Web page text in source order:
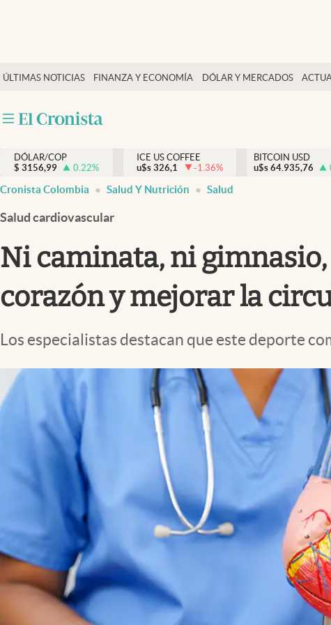
ÚLTIMAS NOTICIAS FINANZA Y ECONOMÍA DÓLAR Y MERCADOS
Salud y nutrición
Tiempo libre
Dólar y mercados
Curiosidades
DÓLAR/COP
$ 3156,99 0.22%
ICE US COFFEE
u$s 326,1 -1.36%
BITCOIN USD
u$s 64.935,76
Cronista Colombia Salud Y Nutrición Salud
Salud cardiovascular
Ni caminata, ni
corazón y mejorar la
Los especialistas destacan que este deporte